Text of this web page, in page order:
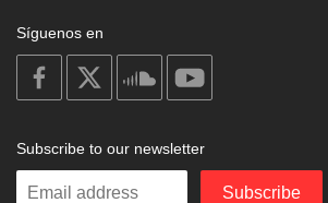
Síguenos en
on
facebook
soundcloud
Subscribe to our newsletter
Enter
Subscribe